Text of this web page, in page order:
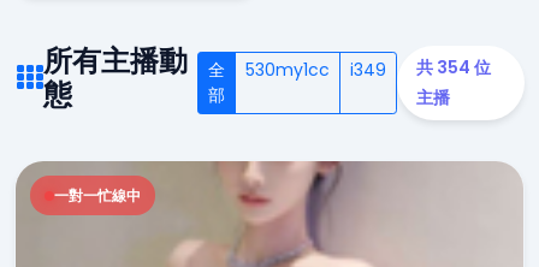
所有主播動
態
全
部
530my1cc i349
共 354 位
主播
一對一忙線中